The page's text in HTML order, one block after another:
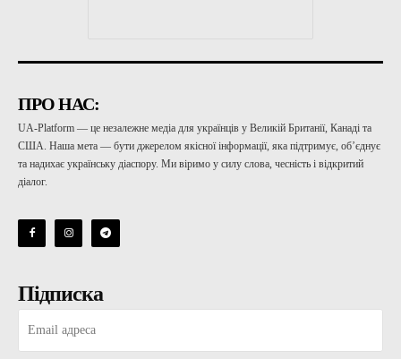
ПРО НАС:
UA-Platform — це незалежне медіа для українців у Великій Британії, Канаді та
США. Наша мета — бути джерелом якісної інформації, яка підтримує, об’єднує
та надихає українську діаспору. Ми віримо у силу слова, чесність і відкритий
діалог.
Підписка